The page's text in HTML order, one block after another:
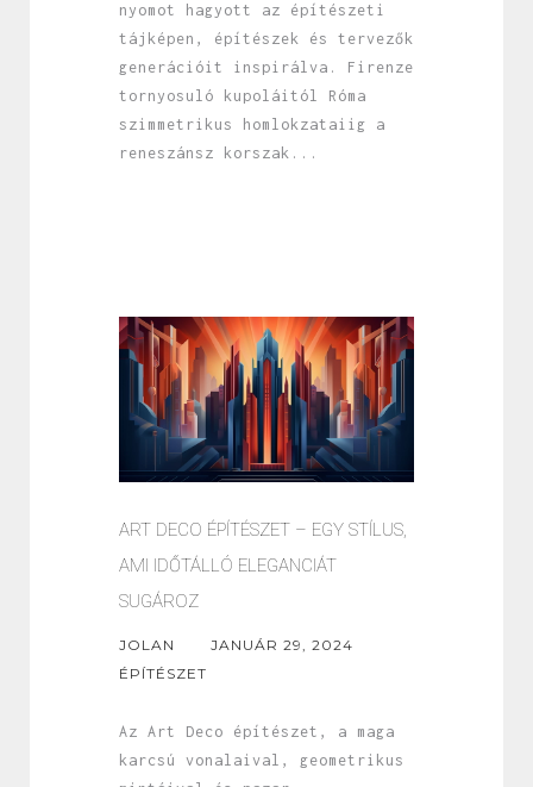
nyomot hagyott az építészeti
tájképen, építészek és tervezők
generációit inspirálva. Firenze
tornyosuló kupoláitól Róma
szimmetrikus homlokzataiig a
reneszánsz korszak...
ART DECO ÉPÍTÉSZET – EGY STÍLUS,
AMI IDŐTÁLLÓ ELEGANCIÁT
SUGÁROZ
JOLAN
JANUÁR 29, 2024
ÉPÍTÉSZET
Az Art Deco építészet, a maga
karcsú vonalaival, geometrikus